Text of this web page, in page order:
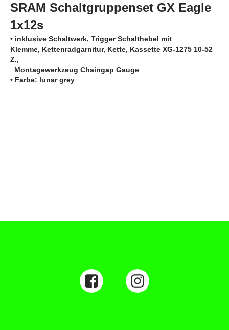
SRAM Schaltgruppenset GX Eagle
1x12s
• inklusive Schaltwerk, Trigger Schalthebel mit
Klemme, Kettenradgarnitur, Kette, Kassette XG-1275 10-52
Z.,
Montagewerkzeug Chaingap Gauge
• Farbe: lunar grey